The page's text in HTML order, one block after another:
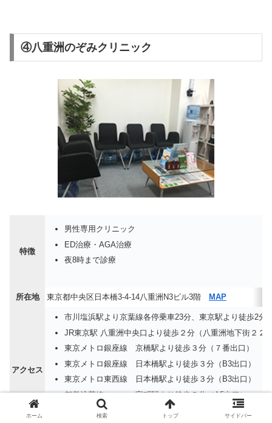
④八重洲のぞみクリニック
特徴
男性専用クリニック
ED治療・AGA治療
夜8時まで診療
所在地 東京都中央区日本橋3-4-14八重洲N3ビル3階 MAP
アクセス
市川塩浜駅より京葉線各停乗車23分、東京駅より徒歩2分
JR東京駅 八重洲中央口より徒歩２分（八重洲地下街２２
東京メトロ銀座線 京橋駅より徒歩３分（７番出口）
東京メトロ銀座線 日本橋駅より徒歩３分（B3出口）
東京メトロ東西線 日本橋駅より徒歩３分（B3出口）
都営浅草線 宝町駅より徒歩５分（A5出口）
バスターミナル東京八重洲より徒歩3分
ホーム 検索 トップ サイドバー